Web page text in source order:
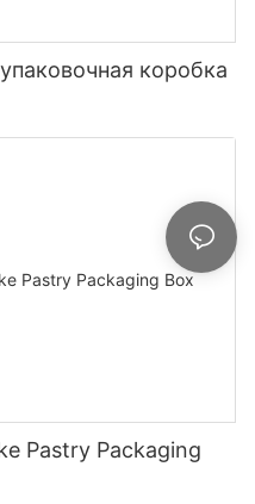
коробка
Pastry Packaging